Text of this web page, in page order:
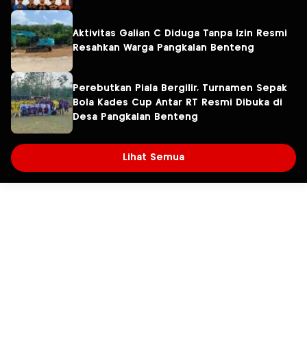
Aktivitas Galian C Diduga Tanpa Izin Resmi
Resahkan Warga Pangkalan Benteng
Perebutkan Piala Bergilir, Turnamen Sepak
Bola Kades Cup Antar RT Resmi Dibuka di
Desa Pangkalan Benteng
Lihat Semua